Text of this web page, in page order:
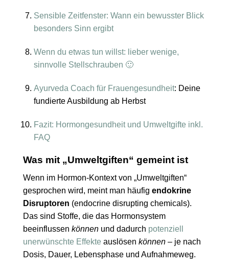
Sensible Zeitfenster: Wann ein bewusster Blick
besonders Sinn ergibt
Wenn du etwas tun willst: lieber wenige,
sinnvolle Stellschrauben 🙂
Ayurveda Coach für Frauengesundheit: Deine
fundierte Ausbildung ab Herbst
Fazit: Hormongesundheit und Umweltgifte inkl.
FAQ
Was mit „Umweltgiften“ gemeint ist
Wenn im Hormon-Kontext von „Umweltgiften“
gesprochen wird, meint man häufig endokrine
Disruptoren (endocrine disrupting chemicals).
Das sind Stoffe, die das Hormonsystem
beeinflussen können und dadurch potenziell
unerwünschte Effekte auslösen können – je nach
Dosis, Dauer, Lebensphase und Aufnahmeweg.